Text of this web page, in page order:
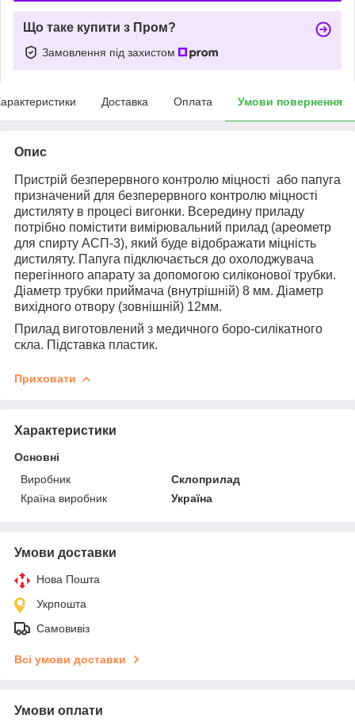
Що таке купити з Пром?
Замовлення під захистом
Доставка Оплата Умови повернення
Опис
Пристрій безперервного контролю міцності або папуга
призначений для безперервного контролю міцності
дистиляту в процесі вигонки. Всередину приладу
потрібно помістити вимірювальний прилад (ареометр
для спирту АСП-3), який буде відображати міцність
дистиляту. Папуга підключається до охолоджувача
перегінного апарату за допомогою силіконової трубки.
Діаметр трубки приймача (внутрішній) 8 мм. Діаметр
вихідного отвору (зовнішній) 12мм.
Прилад виготовлений з медичного боро-силікатного
скла. Підставка пластик.
Приховати
Характеристики
Основні
Виробник
Склоприлад
Країна виробник
Україна
Умови доставки
Нова Пошта
Укрпошта
Самовивіз
Всі умови доставки
Умови оплати